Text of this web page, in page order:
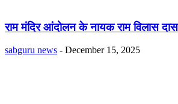
राम मंदिर आंदोलन के नायक राम विलास
sabguru news - December 15, 2025